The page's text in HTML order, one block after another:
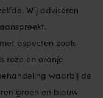
Wij adviseren
aspecten zoals
roze en oranje
waarbij de
groen en blauw